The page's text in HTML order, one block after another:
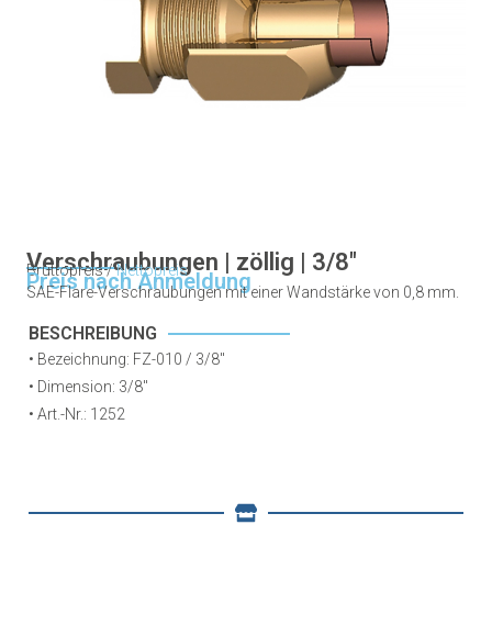
Verschraubungen | zöllig | 3/8″
Bruttopreis /Nettopreis
Preis nach Anmeldung
SAE-Flare-Verschraubungen mit einer Wandstärke von 0,8 mm.
BESCHREIBUNG
• Bezeichnung: FZ-010 / 3/8″
• Dimension: 3/8″
• Art.-Nr.: 1252